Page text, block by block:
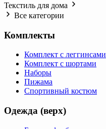
Текстиль для дома
Все категории
Комплекты
Комплект с леггинсами
Комплект с шортами
Наборы
Пижама
Спортивный костюм
Одежда (верх)